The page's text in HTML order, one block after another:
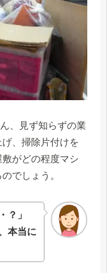
、見ず知らずの業
、掃除片付けを
がどの程度マシ
でしょう。
？」
本当に